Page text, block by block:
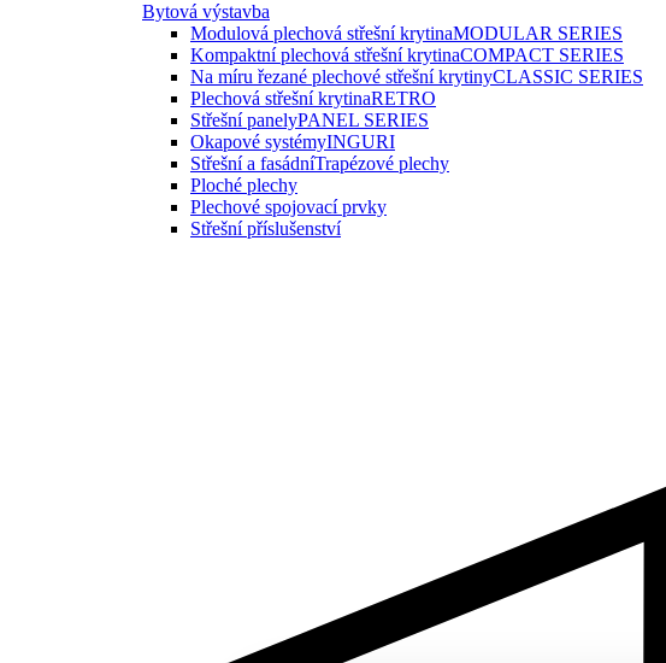
Bytová výstavba
Modulová plechová střešní krytinaMODULAR SERIES
Kompaktní plechová střešní krytinaCOMPACT SERIES
Na míru řezané plechové střešní krytinyCLASSIC SERIES
Plechová střešní krytinaRETRO
Střešní panelyPANEL SERIES
Okapové systémyINGURI
Střešní a fasádníTrapézové plechy
Ploché plechy
Plechové spojovací prvky
Střešní příslušenství